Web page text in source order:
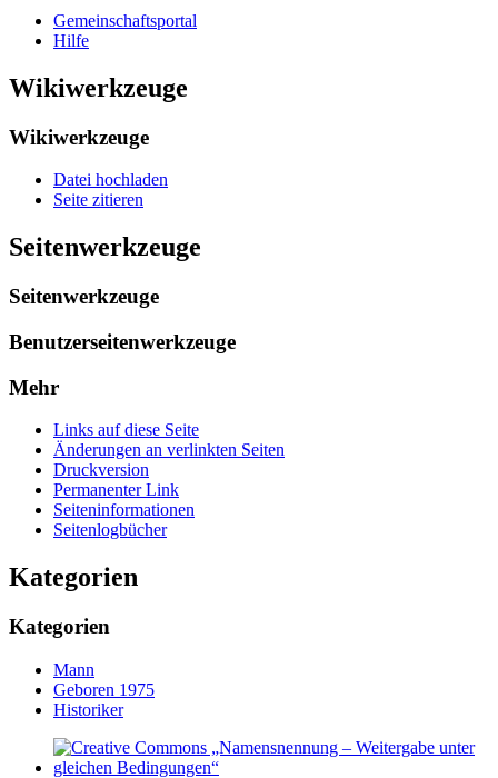
Gemeinschafts­portal
Hilfe
Wikiwerkzeuge
Wikiwerkzeuge
Datei hochladen
Seite zitieren
Seitenwerkzeuge
Seitenwerkzeuge
Benutzerseitenwerkzeuge
Mehr
Links auf diese Seite
Änderungen an verlinkten Seiten
Druckversion
Permanenter Link
Seiten­­informationen
Seitenlogbücher
Kategorien
Kategorien
Mann
Geboren 1975
Historiker